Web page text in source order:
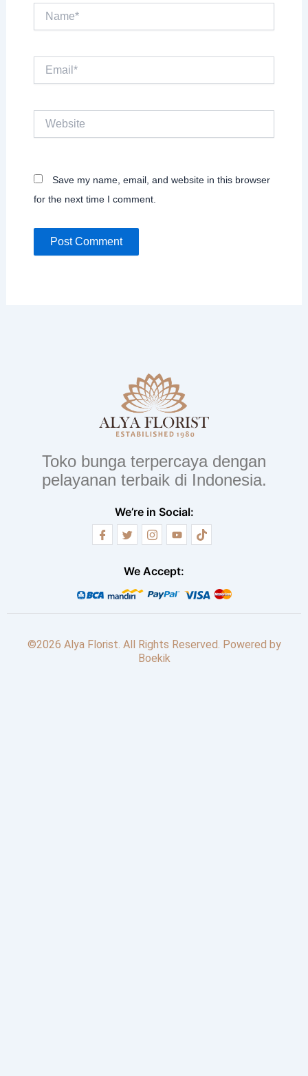
Save my name, email, and website in this browser
for the next time I comment.
Toko bunga terpercaya dengan
pelayanan terbaik di Indonesia.
We’re in Social:
We Accept:
©2026 Alya Florist. All Rights Reserved. Powered by
Boekik